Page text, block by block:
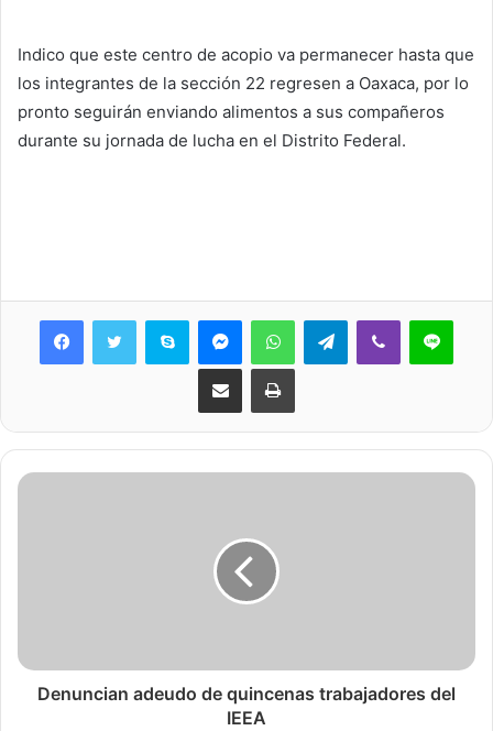
Indico que este centro de acopio va permanecer hasta que
los integrantes de la sección 22 regresen a Oaxaca, por lo
pronto seguirán enviando alimentos a sus compañeros
durante su jornada de lucha en el Distrito Federal.
Skype MessengerWhatsAppTelegramViber Line
Share via Email Print
Denuncian adeudo de quincenas trabajadores del
IEEA